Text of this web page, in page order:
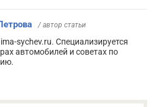
/ автор статьи
sychev.ru. Специализируется
автомобилей и советах по